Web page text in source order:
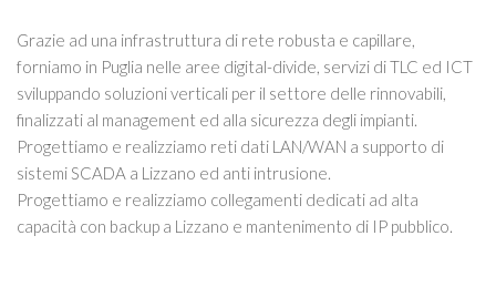
Grazie ad una infrastruttura di rete robusta e capillare,
forniamo in Puglia nelle aree digital-divide, servizi di TLC ed ICT
sviluppando soluzioni verticali per il settore delle rinnovabili,
finalizzati al management ed alla sicurezza degli impianti.
Progettiamo e realizziamo reti dati LAN/WAN a supporto di
sistemi SCADA a Lizzano ed anti intrusione.
Progettiamo e realizziamo collegamenti dedicati ad alta
capacità con backup a Lizzano e mantenimento di IP pubblico.